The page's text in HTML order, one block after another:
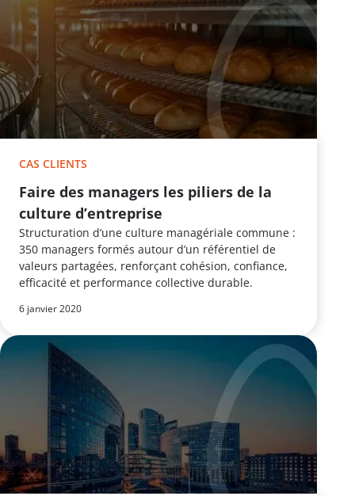
CAS CLIENTS
Faire des managers les piliers de la
culture d’entreprise
Structuration d’une culture managériale commune :
350 managers formés autour d’un référentiel de
valeurs partagées, renforçant cohésion, confiance,
efficacité et performance collective durable.
6 janvier 2020